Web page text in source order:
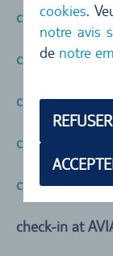
cookies.
notre avis
de notre
REFUSER
check-in at
check-in at
check-in at
check-in at
check-in at
check-in at